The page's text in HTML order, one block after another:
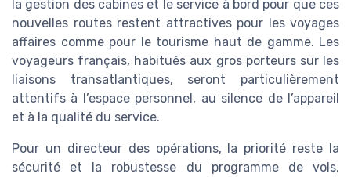
la gestion des cabines et le service à bord pour que ces
nouvelles routes restent attractives pour les voyages
affaires comme pour le tourisme haut de gamme. Les
voyageurs français, habitués aux gros porteurs sur les
liaisons transatlantiques, seront particulièrement
attentifs à l’espace personnel, au silence de l’appareil
et à la qualité du service.
Pour un directeur des opérations, la priorité reste la
sécurité et la robustesse du programme de vols,